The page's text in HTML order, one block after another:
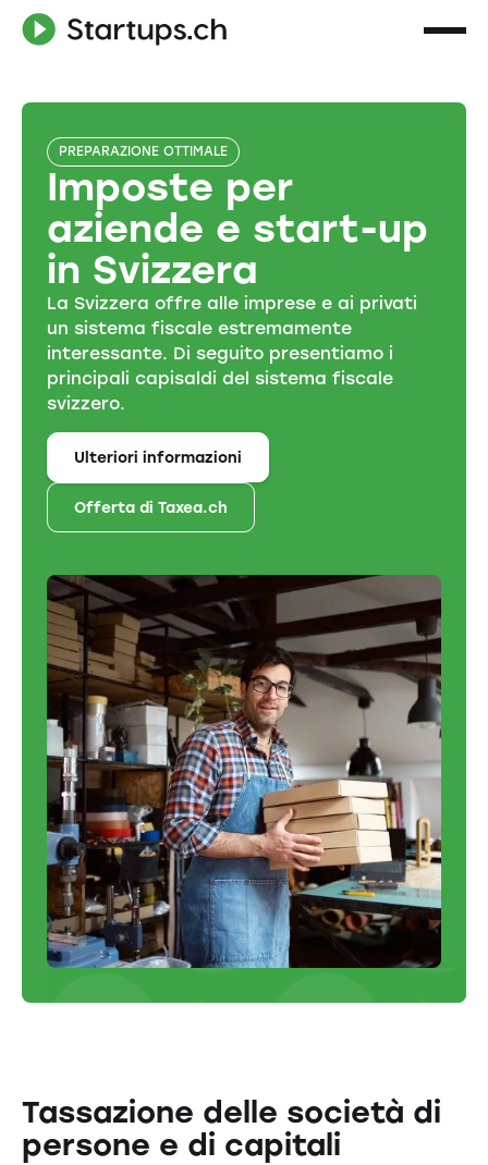
PREPARAZIONE OTTIMALE
Imposte per
aziende e start-up
in Svizzera
La Svizzera offre alle imprese e ai privati
un sistema fiscale estremamente
interessante. Di seguito presentiamo i
principali capisaldi del sistema fiscale
svizzero.
Ulteriori informazioni
Offerta di Taxea.ch
Tassazione delle società di
persone e di capitali